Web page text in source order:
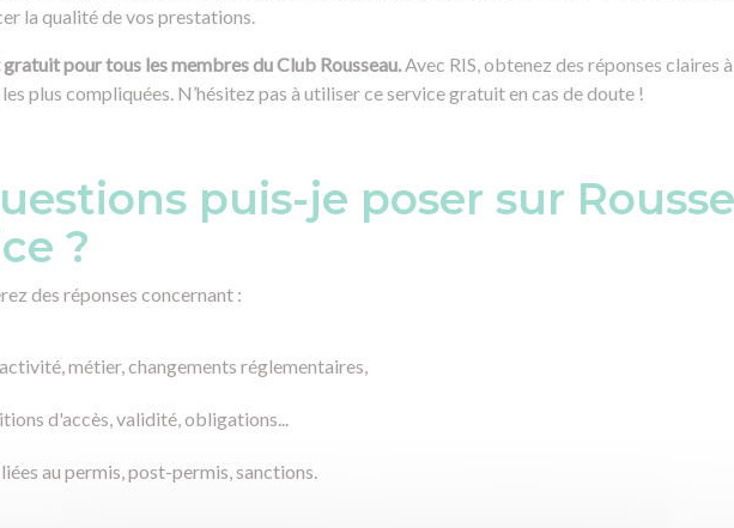
la qualité de vos prestations.
pour tous les membres du Club Rousseau.Avec RIS, obtenez des réponses claires
plus compliquées. N’hésitez pas à utiliser ce service gratuit en cas de doute !
puis-je poser sur
?
des réponses concernant :
métier, changements réglementaires,
d'accès, validité, obligations...
au permis, post-permis, sanctions.